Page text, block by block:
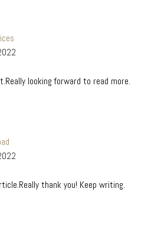
looking forward to read more.
thank you! Keep writing.